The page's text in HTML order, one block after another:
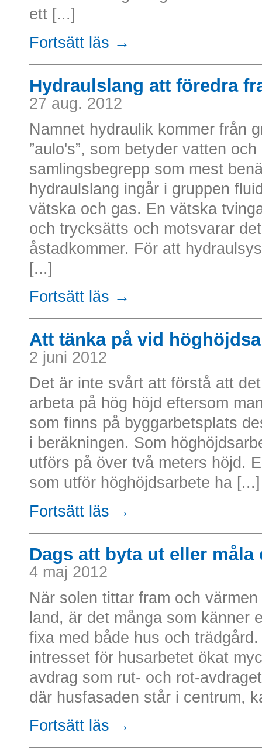
ett [...]
Fortsätt läs →
Hydraulslang att föredra
27 aug. 2012
Namnet hydraulik kommer från
”aulo's”, som betyder vatten
samlingsbegrepp som mest
hydraulslang ingår i gruppen
vätska och gas. En vätska
och trycksätts och motsvarar
åstadkommer. För att
[...]
Fortsätt läs →
Att tänka på vid
2 juni 2012
Det är inte svårt att förstå att
arbeta på hög höjd eftersom
som finns på byggarbetsplats
i beräkningen. Som
utförs på över två meters höjd.
som utför höghöjdsarbete ha [...]
Fortsätt läs →
Dags att byta ut eller måla
4 maj 2012
När solen tittar fram och
land, är det många som känner
fixa med både hus och
intresset för husarbetet ökat
avdrag som rut- och rot-
där husfasaden står i centrum,
Fortsätt läs →